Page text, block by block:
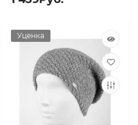
Уценка